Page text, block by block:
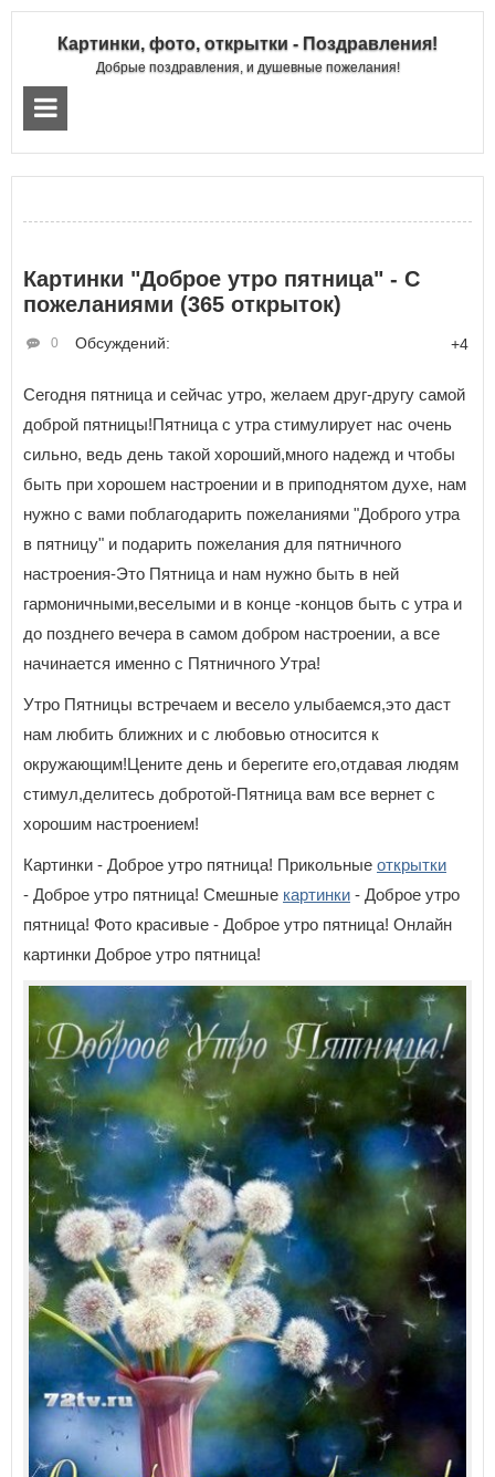
Картинки, фото, открытки - Поздравления!
Добрые поздравления, и душевные пожелания!
Картинки "Доброе утро пятница" - С
пожеланиями (365 открыток)
Обсуждений:
0 +4
Сегодня пятница и сейчас утро, желаем друг-другу самой
доброй пятницы!Пятница с утра стимулирует нас очень
сильно, ведь день такой хороший,много надежд и чтобы
быть при хорошем настроении и в приподнятом духе, нам
нужно с вами поблагодарить пожеланиями "Доброго утра
в пятницу" и подарить пожелания для пятничного
настроения-Это Пятница и нам нужно быть в ней
гармоничными,веселыми и в конце -концов быть с утра и
до позднего вечера в самом добром настроении, а все
начинается именно с Пятничного Утра!
Утро Пятницы встречаем и весело улыбаемся,это даст
нам любить ближних и с любовью относится к
окружающим!Цените день и берегите его,отдавая людям
стимул,делитесь добротой-Пятница вам все вернет с
хорошим настроением!
Картинки - Доброе утро пятница! Прикольные открытки
- Доброе утро пятница! Смешные картинки - Доброе утро
пятница! Фото красивые - Доброе утро пятница! Онлайн
картинки Доброе утро пятница!